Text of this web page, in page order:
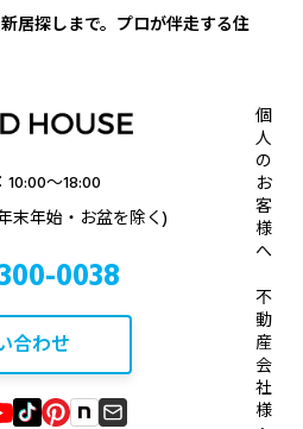
居探しまで。プロが伴走する住
〜18:00
末年始・お盆を除く)
0038
合わせ
個
人
の
お
客
様
へ
不
動
産
会
社
様